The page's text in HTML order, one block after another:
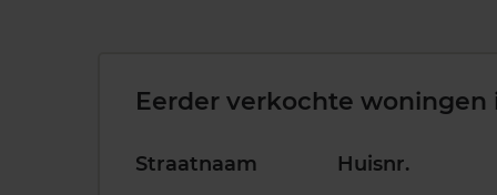
Eerder verkochte woningen
Straatnaam Huisnr.